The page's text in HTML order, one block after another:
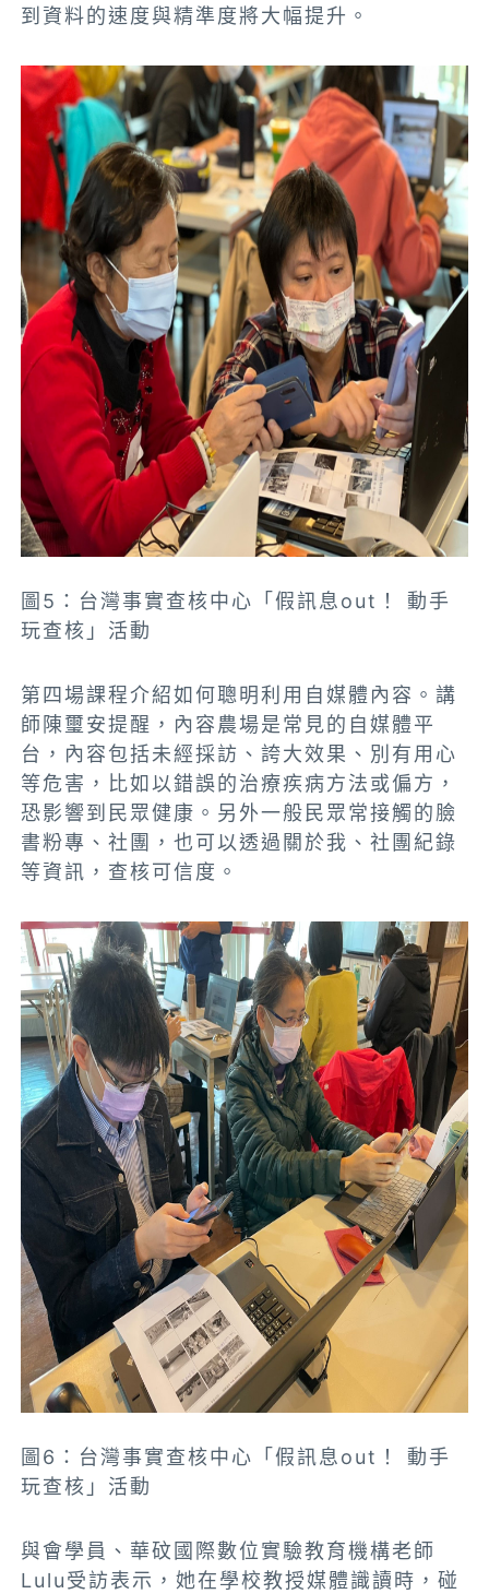
到資料的速度與精準度將大幅提升。
圖5：台灣事實查核中心「假訊息out！ 動手
玩查核」活動
第四場課程介紹如何聰明利用自媒體內容。講
師陳璽安提醒，內容農場是常見的自媒體平
台，內容包括未經採訪、誇大效果、別有用心
等危害，比如以錯誤的治療疾病方法或偏方，
恐影響到民眾健康。另外一般民眾常接觸的臉
書粉專、社團，也可以透過關於我、社團紀錄
等資訊，查核可信度。
圖6：台灣事實查核中心「假訊息out！ 動手
玩查核」活動
與會學員、華砇國際數位實驗教育機構老師
Lulu受訪表示，她在學校教授媒體識讀時，碰